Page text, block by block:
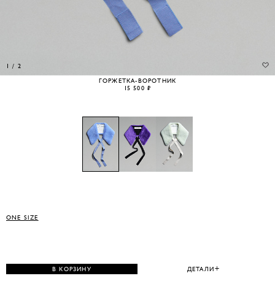
1 / 2
ГОРЖЕТКА-ВОРОТНИК
15 500 ₽
ONE SIZE
ДЕТАЛИ
В КОРЗИНУ